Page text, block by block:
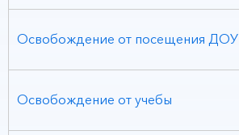
Освобождение от посещения ДОУ
Освобождение от учебы